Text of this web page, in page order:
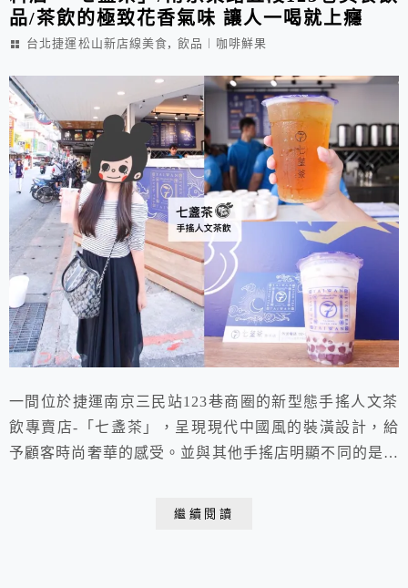
品/茶飲的極致花香氣味 讓人一喝就上癮
台北捷運松山新店線美食, 飲品︱咖啡鮮果
一間位於捷運南京三民站123巷商圈的新型態手搖人文茶
飲專賣店-「七盞茶」，呈現現代中國風的裝潢設計，給
予顧客時尚奢華的感受。並與其他手搖店明顯不同的是，
繼續閱讀